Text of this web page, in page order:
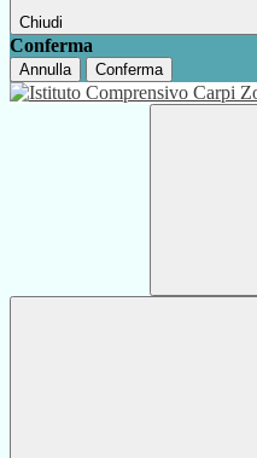
Chiudi
Conferma
Annulla Conferma